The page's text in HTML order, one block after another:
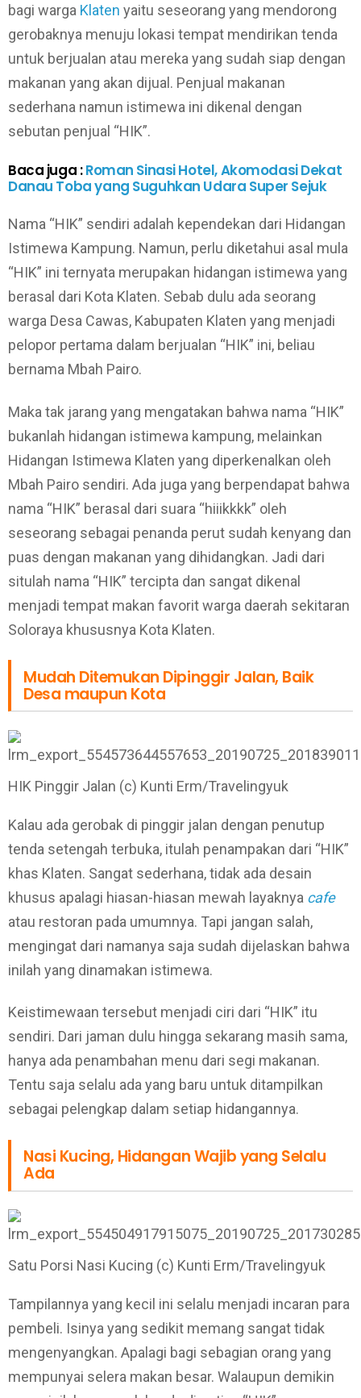
bagi warga Klaten yaitu seseorang yang mendorong
gerobaknya menuju lokasi tempat mendirikan tenda
untuk berjualan atau mereka yang sudah siap dengan
makanan yang akan dijual. Penjual makanan
sederhana namun istimewa ini dikenal dengan
sebutan penjual “HIK”.
Baca juga :Roman Sinasi Hotel, Akomodasi Dekat
Danau Toba yang Suguhkan Udara Super Sejuk
Nama “HIK” sendiri adalah kependekan dari Hidangan
Istimewa Kampung. Namun, perlu diketahui asal mula
“HIK” ini ternyata merupakan hidangan istimewa yang
berasal dari Kota Klaten. Sebab dulu ada seorang
warga Desa Cawas, Kabupaten Klaten yang menjadi
pelopor pertama dalam berjualan “HIK” ini, beliau
bernama Mbah Pairo.
Maka tak jarang yang mengatakan bahwa nama “HIK”
bukanlah hidangan istimewa kampung, melainkan
Hidangan Istimewa Klaten yang diperkenalkan oleh
Mbah Pairo sendiri. Ada juga yang berpendapat bahwa
nama “HIK” berasal dari suara “hiiikkkk” oleh
seseorang sebagai penanda perut sudah kenyang dan
puas dengan makanan yang dihidangkan. Jadi dari
situlah nama “HIK” tercipta dan sangat dikenal
menjadi tempat makan favorit warga daerah sekitaran
Soloraya khususnya Kota Klaten.
Mudah Ditemukan Dipinggir Jalan, Baik
Desa maupun Kota
HIK Pinggir Jalan (c) Kunti Erm/Travelingyuk
Kalau ada gerobak di pinggir jalan dengan penutup
tenda setengah terbuka, itulah penampakan dari “HIK”
khas Klaten. Sangat sederhana, tidak ada desain
khusus apalagi hiasan-hiasan mewah layaknya cafe
atau restoran pada umumnya. Tapi jangan salah,
mengingat dari namanya saja sudah dijelaskan bahwa
inilah yang dinamakan istimewa.
Keistimewaan tersebut menjadi ciri dari “HIK” itu
sendiri. Dari jaman dulu hingga sekarang masih sama,
hanya ada penambahan menu dari segi makanan.
Tentu saja selalu ada yang baru untuk ditampilkan
sebagai pelengkap dalam setiap hidangannya.
Nasi Kucing, Hidangan Wajib yang Selalu
Ada
Satu Porsi Nasi Kucing (c) Kunti Erm/Travelingyuk
Tampilannya yang kecil ini selalu menjadi incaran para
pembeli. Isinya yang sedikit memang sangat tidak
mengenyangkan. Apalagi bagi sebagian orang yang
mempunyai selera makan besar. Walaupun demikin